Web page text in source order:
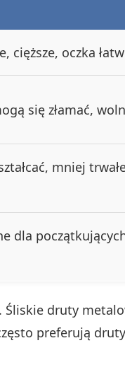
cięższe, oczka
się złamać,
mniej
dla
druty
preferują